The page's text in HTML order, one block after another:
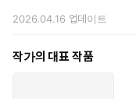
게 유용한 책”이라고 설
(www.ai-stock.co.kr)를
2026.04.16 업데이트
작가의 대표 작품